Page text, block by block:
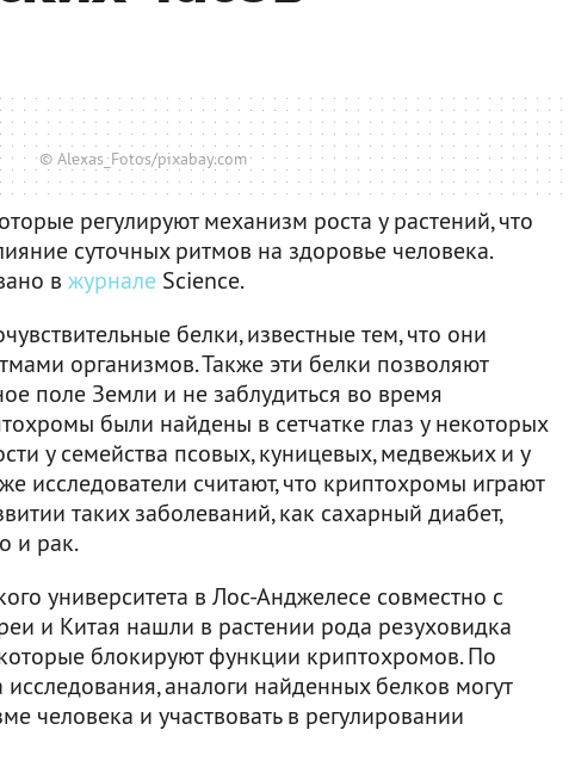
© Alexas_Fotos/pixabay.com
регулируют механизм роста у растений, что
суточных ритмов на здоровье человека.
в журнале Science.
белки, известные тем, что они
организмов. Также эти белки позволяют
поле Земли и не заблудиться во время
были найдены в сетчатке глаз у некоторых
у семейства псовых, куницевых, медвежьих и у
исследователи считают, что криптохромы играют
таких заболеваний, как сахарный диабет,
и рак.
университета в Лос-Анджелесе совместно с
и Китая нашли в растении рода резуховидка
блокируют функции криптохромов. По
аналоги найденных белков могут
человека и участвовать в регулировании